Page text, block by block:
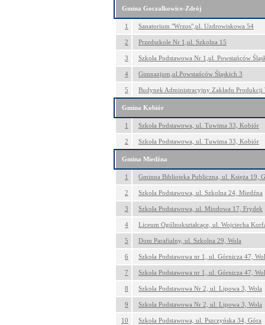
Gmina Goczałkowice-Zdrój
1 Sanatorium "Wrzos",ul. Uzdrowiskowa 54
2 Przedszkole Nr 1,ul. Szkolna 15
3 Szkoła Podstawowa Nr 1,ul. Powstańców
4 Gimnazjum,ul.Powstańców Śląskich 3
5 Budynek Administracyjny Zakładu Produkcji
Gmina Kobiór
1 Szkoła Podstawowa, ul. Tuwima 33, Kobiór
2 Szkoła Podstawowa, ul. Tuwima 33, Kobiór
Gmina Miedźna
1 Gminna Biblioteka Publiczna, ul. Księża 19,
2 Szkoła Podstawowa, ul. Szkolna 24, Miedźna
3 Szkoła Podstawowa, ul. Miodowa 17, Frydek
4 Liceum Ogólnokształcące, ul. Wojciecha
5 Dom Parafialny, ul. Szkolna 29, Wola
6 Szkoła Podstawowa nr 1, ul. Górnicza 47,
7 Szkoła Podstawowa nr 1, ul. Górnicza 47,
8 Szkoła Podstawowa Nr 2, ul. Lipowa 3, Wola
9 Szkoła Podstawowa Nr 2, ul. Lipowa 3, Wola
10 Szkoła Podstawowa, ul. Pszczyńska 34, Góra